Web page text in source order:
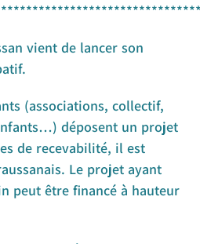
vient de lancer son
(associations, collectif,
déposent un projet
de recevabilité, il est
Le projet ayant
peut être financé à hauteur